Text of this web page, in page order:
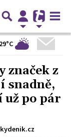
29°C
značek z
snadně,
už po pár